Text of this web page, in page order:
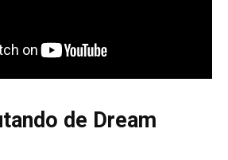
de Dream